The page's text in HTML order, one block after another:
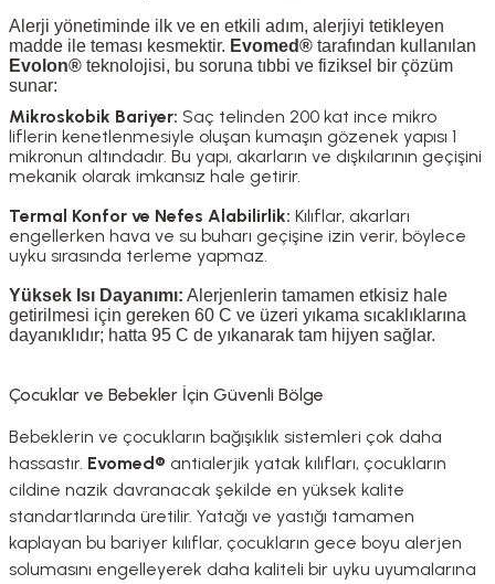
Alerji yönetiminde ilk ve en etkili adım, alerjiyi tetikleyen
madde ile teması kesmektir. Evomed® tarafından kullanılan
Evolon® teknolojisi, bu soruna tıbbi ve fiziksel bir çözüm
sunar:
Mikroskobik Bariyer: Saç telinden 200 kat ince mikro
liflerin kenetlenmesiyle oluşan kumaşın gözenek yapısı 1
mikronun altındadır. Bu yapı, akarların ve dışkılarının geçişini
mekanik olarak imkansız hale getirir.
Termal Konfor ve Nefes Alabilirlik: Kılıflar, akarları
engellerken hava ve su buharı geçişine izin verir, böylece
uyku sırasında terleme yapmaz.
Yüksek Isı Dayanımı: Alerjenlerin tamamen etkisiz hale
getirilmesi için gereken 60 C ve üzeri yıkama sıcaklıklarına
dayanıklıdır; hatta 95 C de yıkanarak tam hijyen sağlar.
Çocuklar ve Bebekler İçin Güvenli Bölge
Bebeklerin ve çocukların bağışıklık sistemleri çok daha
hassastır. Evomed® antialerjik yatak kılıfları, çocukların
cildine nazik davranacak şekilde en yüksek kalite
standartlarında üretilir. Yatağı ve yastığı tamamen
kaplayan bu bariyer kılıflar, çocukların gece boyu alerjen
solumasını engelleyerek daha kaliteli bir uyku uyumalarına